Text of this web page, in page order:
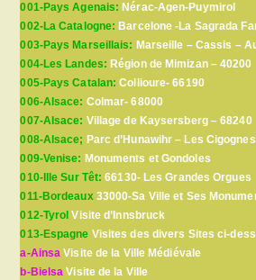
001-Pays Agenais: Nérac-Agen-Puymirol
002-La Catalogne: Barcelone -La Sagrada
003-Pays Marseillais: Marseille – Cassis –
004-Les Landes: Région de Mimizan – 40200
005-Pays Catalan:Collioure- 66190
006-Alsace: Colmar- 68000
007-Alsace: Village de Kaysersberg – 68240
008-Alsace; Parc d’Hunawihr – Les Cigognes
009-Venise: Monuments et Gondoles
010-Ille Sur Têt:66130- Les Grandes Orgues
011-Bordeaux33000-Sa Ville et Ses
012-Tyrol Visite d’Innsbruck
013-Espagne Visites des divers Sites ci-
a-Ainsa Visite de la Ville Médiévale
b-Bielsa Visite de la Ville